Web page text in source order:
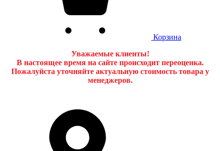
Корзина
Уважаемые клиенты!
В настоящее время на сайте происходит переоценка.
Пожалуйста уточняйте актуальную стоимость товара у
менеджеров.